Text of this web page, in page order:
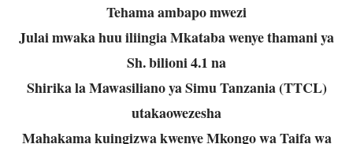
Tehama ambapo mwezi
Julai mwaka huu iliingia Mkataba wenye thamani ya
Sh. bilioni 4.1 na
Shirika la Mawasiliano ya Simu Tanzania (TTCL)
utakaowezesha
Mahakama kuingizwa kwenye Mkongo wa Taifa wa